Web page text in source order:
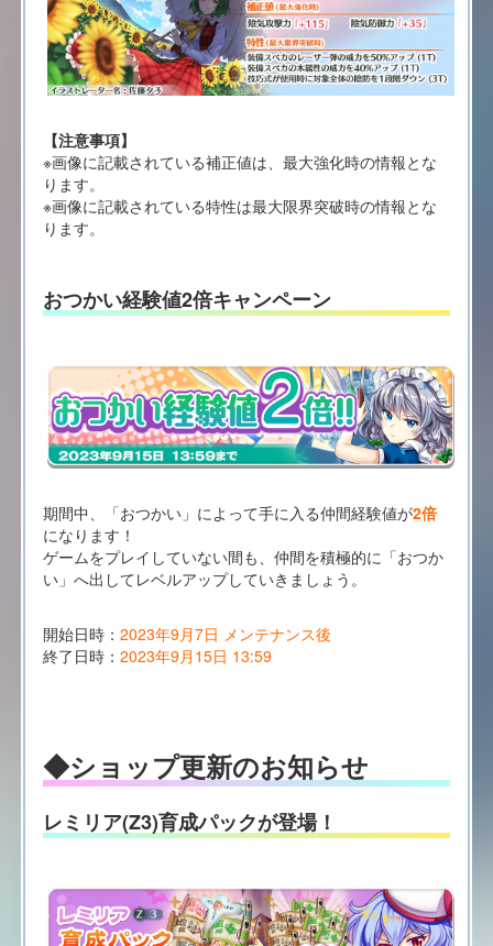
【注意事項】
※画像に記載されている補正値は、最大強化時の情報とな
ります。
※画像に記載されている特性は最大限界突破時の情報とな
ります。
おつかい経験値2倍キャンペーン
期間中、「おつかい」によって手に入る仲間経験値が2倍
になります！
ゲームをプレイしていない間も、仲間を積極的に「おつか
い」へ出してレベルアップしていきましょう。
開始日時： 2023年9月7日 メンテナンス後
終了日時： 2023年9月15日 13:59
◆ショップ更新のお知らせ
レミリア(Z3)育成パックが登場！